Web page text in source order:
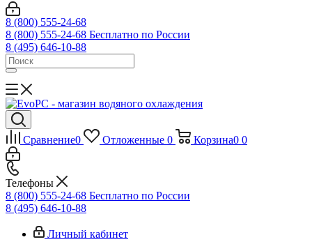
8 (800) 555-24-68
8 (800) 555-24-68 Бесплатно по России
8 (495) 646-10-88
Сравнение0 Отложенные 0 Корзина0 0
Телефоны
8 (800) 555-24-68 Бесплатно по России
8 (495) 646-10-88
Личный кабинет